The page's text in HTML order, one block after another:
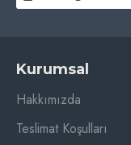
Kurumsal
Hakkımızda
Teslimat Koşulları